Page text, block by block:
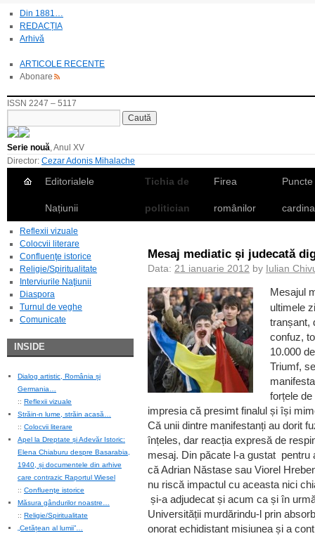
Din 1881…
REDACȚIA
Arhivă
ARTICOLE RECENTE
Abonare
ISSN 2247 – 5117
Serie nouă, Anul XV
Director: Cezar Adonis Mihalache
Editorialele
Națiunii
Tichia de
politician
Firea
românilor
Puncte
Reflexii vizuale
Colocvii literare
Confluenţe istorice
Religie/Spiritualitate
Interviurile Naţiunii
Diaspora
Turnul de veghe
Comunicate
INSIDE
Dialog artistic, România și
Germania…
:: Reflexii vizuale
Străin-n lume, străin acasă…
:: Colocvii literare
Apel la Dreptate și Adevăr Istoric:
Elena Chiaburu despre Basarabia,
1940, și documentele din arhive
care contrazic Raportul Wiesel
:: Confluenţe istorice
Măsura gândurilor noastre…
:: Religie/Spiritualitate
„Cetățean al lumii”…
Mesaj mediatic și judecată
Data: 21 ianuarie 2012 by Iulian
Mesajul
ultimele
tranșant,
confuz,
10.000
Triumf,
forțele
impresia că presimt finalul și își
Că unii dintre manifestanți au dorit
înțeles, dar reacția expresă de
mesaj. Din păcate l-a gustat pentru
că Adrian Năstase sau Viorel
nu riscă impactul cu aceasta nici
și-a adjudecat și acum ca și în
Universității murdărindu-l prin
onorat echidistant misiunea și a